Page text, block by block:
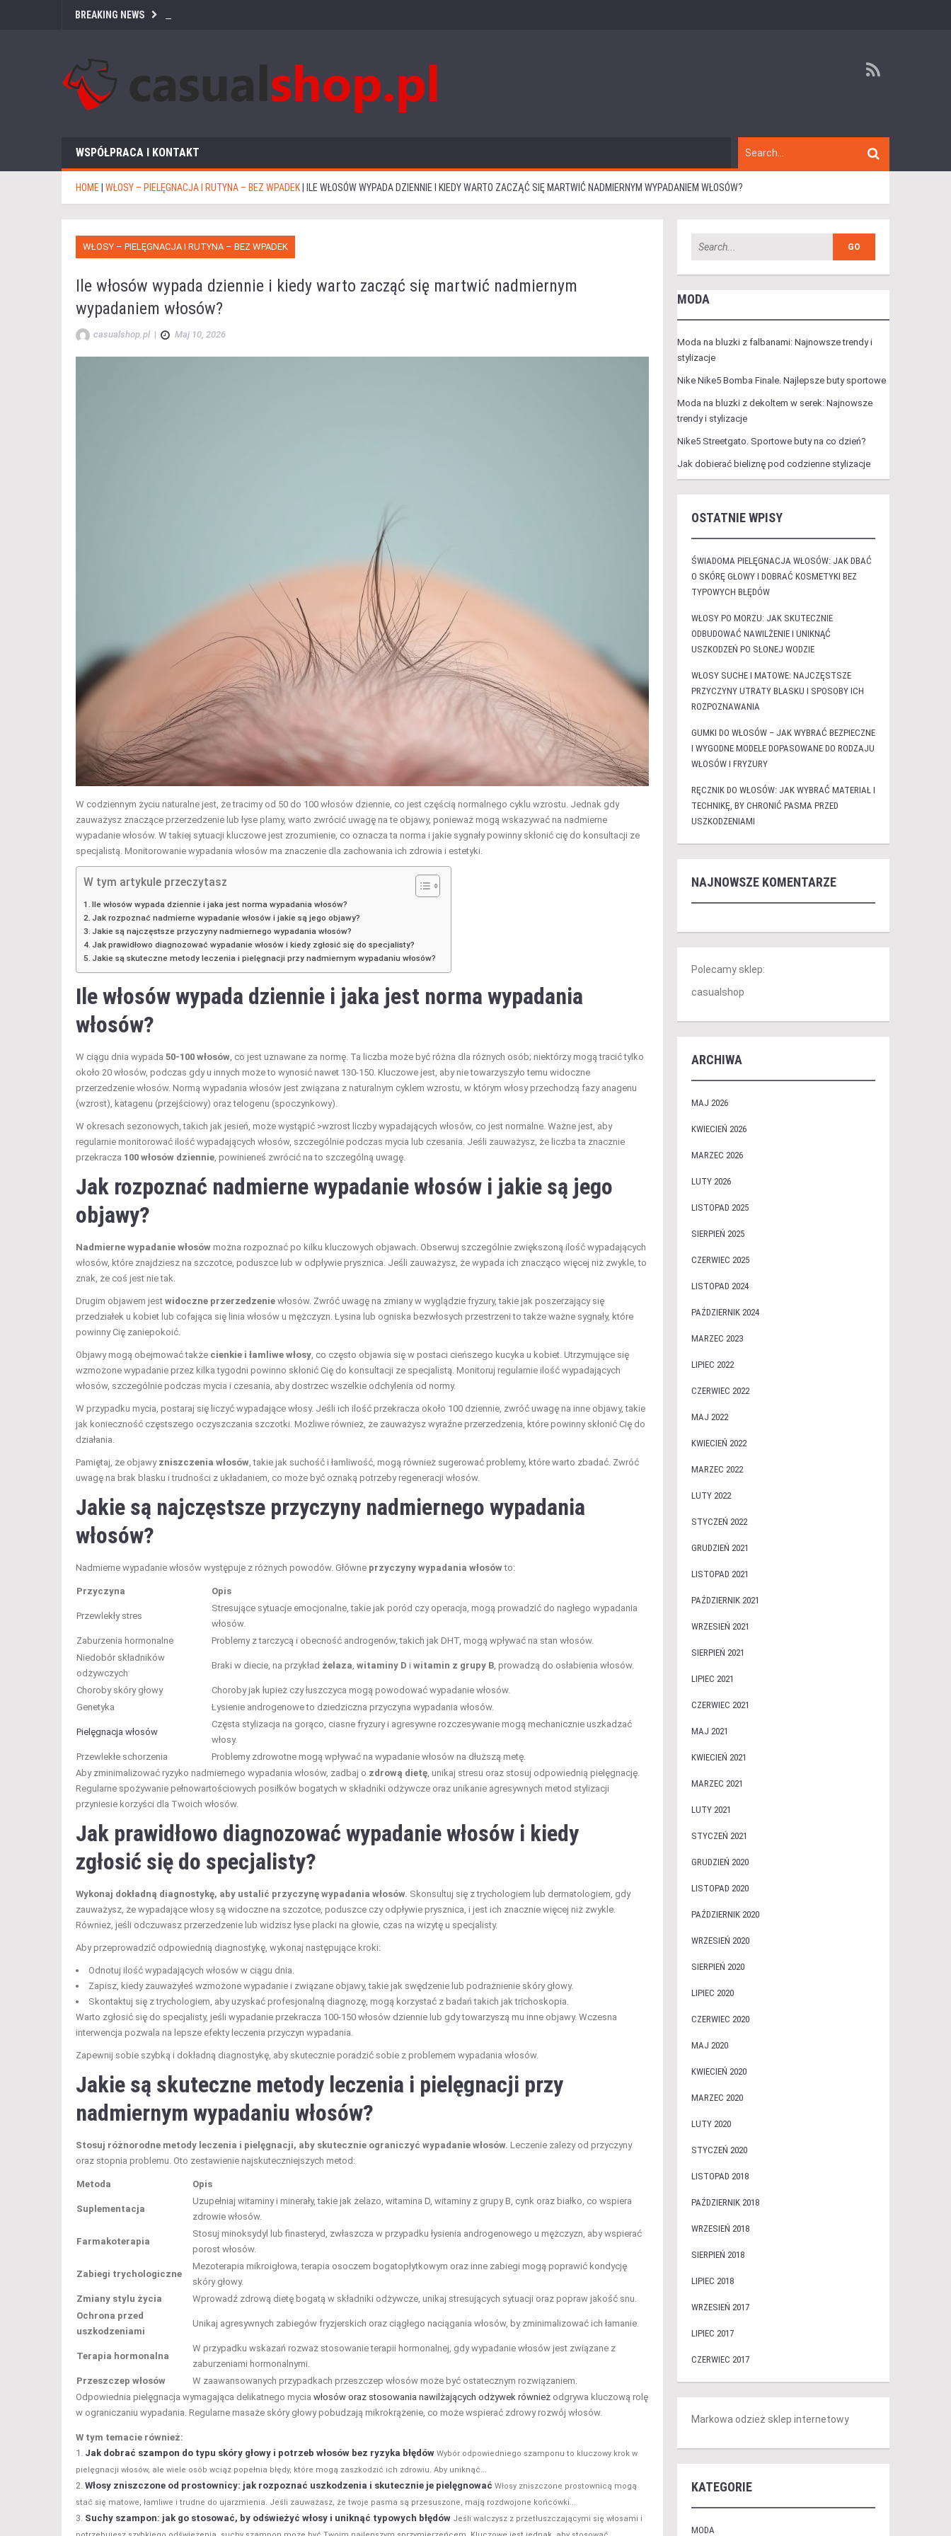
BREAKING NEWS
WSPÓŁPRACA I KONTAKT
HOME WŁOSY – PIELĘGNACJA I RUTYNA – BEZ WPADEK ILE WŁOSÓW WYPADA DZIENNIE I KIEDY WARTO ZACZĄĆ SIĘ MARTWIĆ NADMIERNYM WYPADANIEM WŁOSÓW?
WŁOSY – PIELĘGNACJA I RUTYNA – BEZ WPADEK
Ile włosów wypada dziennie i kiedy warto zacząć się martwić nadmiernym
wypadaniem włosów?
casualshop.pl | Maj 10, 2026
W codziennym życiu naturalne jest, że tracimy od 50 do 100 włosów dziennie, co jest częścią normalnego cyklu wzrostu. Jednak gdy
zauważysz znaczące przerzedzenie lub łyse plamy, warto zwrócić uwagę na te objawy, ponieważ mogą wskazywać na nadmierne
wypadanie włosów. W takiej sytuacji kluczowe jest zrozumienie, co oznacza ta norma i jakie sygnały powinny skłonić cię do konsultacji ze
specjalistą. Monitorowanie wypadania włosów ma znaczenie dla zachowania ich zdrowia i estetyki.
W tym artykule przeczytasz
Ile włosów wypada dziennie i jaka jest norma wypadania włosów?
Jak rozpoznać nadmierne wypadanie włosów i jakie są jego objawy?
Jakie są najczęstsze przyczyny nadmiernego wypadania włosów?
Jak prawidłowo diagnozować wypadanie włosów i kiedy zgłosić się do specjalisty?
Jakie są skuteczne metody leczenia i pielęgnacji przy nadmiernym wypadaniu włosów?
Ile włosów wypada dziennie i jaka jest norma wypadania
włosów?
W ciągu dnia wypada 50-100 włosów, co jest uznawane za normę. Ta liczba może być różna dla różnych osób; niektórzy mogą tracić tylko
około 20 włosów, podczas gdy u innych może to wynosić nawet 130-150. Kluczowe jest, aby nie towarzyszyło temu widoczne
przerzedzenie włosów. Normą wypadania włosów jest związana z naturalnym cyklem wzrostu, w którym włosy przechodzą fazy anagenu
(wzrost), katagenu (przejściowy) oraz telogenu (spoczynkowy).
W okresach sezonowych, takich jak jesień, może wystąpić >wzrost liczby wypadających włosów, co jest normalne. Ważne jest, aby
regularnie monitorować ilość wypadających włosów, szczególnie podczas mycia lub czesania. Jeśli zauważysz, że liczba ta znacznie
przekracza 100 włosów dziennie, powinieneś zwrócić na to szczególną uwagę.
Jak rozpoznać nadmierne wypadanie włosów i jakie są jego
objawy?
Nadmierne wypadanie włosów można rozpoznać po kilku kluczowych objawach. Obserwuj szczególnie zwiększoną ilość wypadających
włosów, które znajdziesz na szczotce, poduszce lub w odpływie prysznica. Jeśli zauważysz, że wypada ich znacząco więcej niż zwykle, to
znak, że coś jest nie tak.
Drugim objawem jest widoczne przerzedzenie włosów. Zwróć uwagę na zmiany w wyglądzie fryzury, takie jak poszerzający się
przedziałek u kobiet lub cofająca się linia włosów u mężczyzn. Łysina lub ogniska bezwłosych przestrzeni to także ważne sygnały, które
powinny Cię zaniepokoić.
Objawy mogą obejmować także cienkie i łamliwe włosy, co często objawia się w postaci cieńszego kucyka u kobiet. Utrzymujące się
wzmożone wypadanie przez kilka tygodni powinno skłonić Cię do konsultacji ze specjalistą. Monitoruj regularnie ilość wypadających
włosów, szczególnie podczas mycia i czesania, aby dostrzec wszelkie odchylenia od normy.
W przypadku mycia, postaraj się liczyć wypadające włosy. Jeśli ich ilość przekracza około 100 dziennie, zwróć uwagę na inne objawy, takie
jak konieczność częstszego oczyszczania szczotki. Możliwe również, że zauważysz wyraźne przerzedzenia, które powinny skłonić Cię do
działania.
Pamiętaj, że objawy zniszczenia włosów, takie jak suchość i łamliwość, mogą również sugerować problemy, które warto zbadać. Zwróć
uwagę na brak blasku i trudności z układaniem, co może być oznaką potrzeby regeneracji włosów.
Jakie są najczęstsze przyczyny nadmiernego wypadania
włosów?
Nadmierne wypadanie włosów występuje z różnych powodów. Główne przyczyny wypadania włosówto:
Przyczyna Opis
Przewlekły stres
Stresujące sytuacje emocjonalne, takie jak poród czy operacja, mogą prowadzić do nagłego wypadania
włosów.
Zaburzenia hormonalne
Problemy z tarczycą i obecność androgenów, takich jak DHT, mogą wpływać na stan włosów.
Niedobór składników
odżywczych
Braki w diecie, na przykład żelaza, witaminy D i witamin z grupy B, prowadzą do osłabienia włosów.
Choroby skóry głowy
Choroby jak łupież czy łuszczyca mogą powodować wypadanie włosów.
Genetyka
Łysienie androgenowe to dziedziczna przyczyna wypadania włosów.
Pielęgnacja włosów
Częsta stylizacja na gorąco, ciasne fryzury i agresywne rozczesywanie mogą mechanicznie uszkadzać
włosy.
Przewlekłe schorzenia
Problemy zdrowotne mogą wpływać na wypadanie włosów na dłuższą metę.
Aby zminimalizować ryzyko nadmiernego wypadania włosów, zadbaj o zdrową dietę, unikaj stresu oraz stosuj odpowiednią pielęgnację.
Regularne spożywanie pełnowartościowych posiłków bogatych w składniki odżywcze oraz unikanie agresywnych metod stylizacji
przyniesie korzyści dla Twoich włosów.
Jak prawidłowo diagnozować wypadanie włosów i kiedy
zgłosić się do specjalisty?
Wykonaj dokładną diagnostykę, aby ustalić przyczynę wypadania włosów. Skonsultuj się z trychologiem lub dermatologiem, gdy
zauważysz, że wypadające włosy są widoczne na szczotce, poduszce czy odpływie prysznica, i jest ich znacznie więcej niż zwykle.
Również, jeśli odczuwasz przerzedzenie lub widzisz łyse placki na głowie, czas na wizytę u specjalisty.
Aby przeprowadzić odpowiednią diagnostykę, wykonaj następujące kroki:
Odnotuj ilość wypadających włosów w ciągu dnia.
Zapisz, kiedy zauważyłeś wzmożone wypadanie i związane objawy, takie jak swędzenie lub podrażnienie skóry głowy.
Skontaktuj się z trychologiem, aby uzyskać profesjonalną diagnozę, mogą korzystać z badań takich jak trichoskopia.
Warto zgłosić się do specjalisty, jeśli wypadanie przekracza 100-150 włosów dziennie lub gdy towarzyszą mu inne objawy. Wczesna
interwencja pozwala na lepsze efekty leczenia przyczyn wypadania.
Zapewnij sobie szybką i dokładną diagnostykę, aby skutecznie poradzić sobie z problemem wypadania włosów.
Jakie są skuteczne metody leczenia i pielęgnacji przy
nadmiernym wypadaniu włosów?
Stosuj różnorodne metody leczenia i pielęgnacji, aby skutecznie ograniczyć wypadanie włosów. Leczenie zależy od przyczyny
oraz stopnia problemu. Oto zestawienie najskuteczniejszych metod:
Metoda Opis
Suplementacja
Uzupełniaj witaminy i minerały, takie jak żelazo, witamina D, witaminy z grupy B, cynk oraz białko, co wspiera
zdrowie włosów.
Farmakoterapia
Stosuj minoksydyl lub finasteryd, zwłaszcza w przypadku łysienia androgenowego u mężczyzn, aby wspierać
porost włosów.
Zabiegi trychologiczne
Mezoterapia mikroigłowa, terapia osoczem bogatopłytkowym oraz inne zabiegi mogą poprawić kondycję
skóry głowy.
Zmiany stylu życia
Wprowadź zdrową dietę bogatą w składniki odżywcze, unikaj stresujących sytuacji oraz popraw jakość snu.
Ochrona przed
uszkodzeniami
Unikaj agresywnych zabiegów fryzjerskich oraz ciągłego naciągania włosów, by zminimalizować ich łamanie.
Terapia hormonalna
W przypadku wskazań rozważ stosowanie terapii hormonalnej, gdy wypadanie włosów jest związane z
zaburzeniami hormonalnymi.
Przeszczep włosów
W zaawansowanych przypadkach przeszczep włosów może być ostatecznym rozwiązaniem.
Odpowiednia pielęgnacja wymagająca delikatnego mycia włosów oraz stosowania nawilżających odżywek również odgrywa kluczową rolę
w ograniczaniu wypadania. Regularne masaże skóry głowy pobudzają mikrokrążenie, co może wspierać zdrowy rozwój włosów.
W tym temacie również:
Jak dobrać szampon do typu skóry głowy i potrzeb włosów bez ryzyka błędów Wybór odpowiedniego szamponu to kluczowy krok w
pielęgnacji włosów, ale wiele osób wciąż popełnia błędy, które mogą zaszkodzić ich zdrowiu. Aby uniknąć...
Włosy zniszczone od prostownicy: jak rozpoznać uszkodzenia i skutecznie je pielęgnować Włosy zniszczone prostownicą mogą
stać się matowe, łamliwe i trudne do ujarzmienia. Jeśli zauważasz, że twoje pasma są przesuszone, mają rozdwojone końcówki...
Suchy szampon: jak go stosować, by odświeżyć włosy i uniknąć typowych błędów Jeśli walczysz z przetłuszczającymi się włosami i
MODA
Moda na bluzki z falbanami: Najnowsze trendy i
stylizacje
Nike Nike5 Bomba Finale. Najlepsze buty sportowe
Moda na bluzki z dekoltem w serek: Najnowsze
trendy i stylizacje
Nike5 Streetgato. Sportowe buty na co dzień?
Jak dobierać bieliznę pod codzienne stylizacje
OSTATNIE WPISY
ŚWIADOMA PIELĘGNACJA WŁOSÓW: JAK DBAĆ
O SKÓRĘ GŁOWY I DOBRAĆ KOSMETYKI BEZ
TYPOWYCH BŁĘDÓW
WŁOSY PO MORZU: JAK SKUTECZNIE
ODBUDOWAĆ NAWILŻENIE I UNIKNĄĆ
USZKODZEŃ PO SŁONEJ WODZIE
WŁOSY SUCHE I MATOWE: NAJCZĘSTSZE
PRZYCZYNY UTRATY BLASKU I SPOSOBY ICH
ROZPOZNAWANIA
GUMKI DO WŁOSÓW – JAK WYBRAĆ BEZPIECZNE
I WYGODNE MODELE DOPASOWANE DO RODZAJU
WŁOSÓW I FRYZURY
RĘCZNIK DO WŁOSÓW: JAK WYBRAĆ MATERIAŁ I
TECHNIKĘ, BY CHRONIĆ PASMA PRZED
USZKODZENIAMI
NAJNOWSZE KOMENTARZE
Polecamy sklep:
casualshop
ARCHIWA
MAJ 2026
KWIECIEŃ 2026
MARZEC 2026
LUTY 2026
LISTOPAD 2025
SIERPIEŃ 2025
CZERWIEC 2025
LISTOPAD 2024
PAŹDZIERNIK 2024
MARZEC 2023
LIPIEC 2022
CZERWIEC 2022
MAJ 2022
KWIECIEŃ 2022
MARZEC 2022
LUTY 2022
STYCZEŃ 2022
GRUDZIEŃ 2021
LISTOPAD 2021
PAŹDZIERNIK 2021
WRZESIEŃ 2021
SIERPIEŃ 2021
LIPIEC 2021
CZERWIEC 2021
MAJ 2021
KWIECIEŃ 2021
MARZEC 2021
LUTY 2021
STYCZEŃ 2021
GRUDZIEŃ 2020
LISTOPAD 2020
PAŹDZIERNIK 2020
WRZESIEŃ 2020
SIERPIEŃ 2020
LIPIEC 2020
CZERWIEC 2020
MAJ 2020
KWIECIEŃ 2020
MARZEC 2020
LUTY 2020
STYCZEŃ 2020
LISTOPAD 2018
PAŹDZIERNIK 2018
WRZESIEŃ 2018
SIERPIEŃ 2018
LIPIEC 2018
WRZESIEŃ 2017
LIPIEC 2017
CZERWIEC 2017
Markowa odzież sklep internetowy
KATEGORIE
MODA